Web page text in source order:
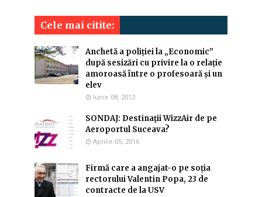
Cele mai citite:
Anchetă a poliției la „Economic”
după sesizări cu privire la o relație
amoroasă între o profesoară și un
elev
Iunie 08, 2012
SONDAJ: Destinaţii WizzAir de pe
Aeroportul Suceava?
Aprilie 05, 2016
Firmă care a angajat-o pe soția
rectorului Valentin Popa, 23 de
contracte de la USV